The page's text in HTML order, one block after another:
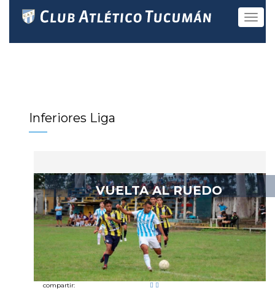
Toggle
Inferiores Liga
VUELTA AL RUEDO
compartir: